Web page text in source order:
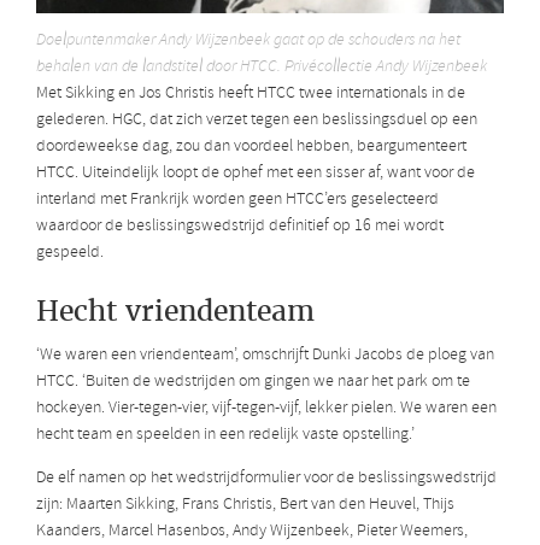
Doelpuntenmaker Andy Wijzenbeek gaat op de schouders na het
behalen van de landstitel door HTCC. Privécollectie Andy Wijzenbeek
Met Sikking en Jos Christis heeft HTCC twee internationals in de
gelederen. HGC, dat zich verzet tegen een beslissingsduel op een
doordeweekse dag, zou dan voordeel hebben, beargumenteert
HTCC. Uiteindelijk loopt de ophef met een sisser af, want voor de
interland met Frankrijk worden geen HTCC’ers geselecteerd
waardoor de beslissingswedstrijd definitief op 16 mei wordt
gespeeld.
Hecht vriendenteam
‘We waren een vriendenteam’, omschrijft Dunki Jacobs de ploeg van
HTCC. ‘Buiten de wedstrijden om gingen we naar het park om te
hockeyen. Vier-tegen-vier, vijf-tegen-vijf, lekker pielen. We waren een
hecht team en speelden in een redelijk vaste opstelling.’
De elf namen op het wedstrijdformulier voor de beslissingswedstrijd
zijn: Maarten Sikking, Frans Christis, Bert van den Heuvel, Thijs
Kaanders, Marcel Hasenbos, Andy Wijzenbeek, Pieter Weemers,